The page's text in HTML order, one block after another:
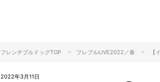
フレンチブルドッグTOP > フレブルLIVE2022／春 > 【
2022年3月11日